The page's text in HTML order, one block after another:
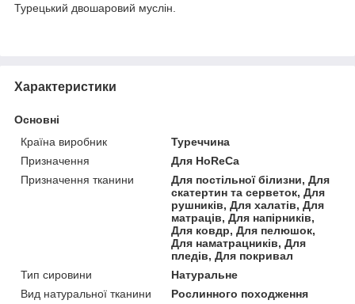
Турецький двошаровий муслін.
Характеристики
Основні
Країна виробник
Туреччина
Призначення
Для HoReCa
Призначення тканини
Для постільної білизни, Для
скатертин та серветок, Для
рушників, Для халатів, Для
матраців, Для напірників,
Для ковдр, Для пелюшок,
Для наматрацників, Для
пледів, Для покривал
Тип сировини
Натуральне
Вид натуральної тканини
Рослинного походження